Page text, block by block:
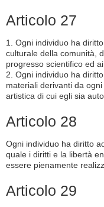
Articolo 27
1. Ogni individuo ha
culturale della comunità,
progresso scientifico ed
2. Ogni individuo ha
materiali derivanti da
artistica di cui egli sia
Articolo 28
Ogni individuo ha diritto
quale i diritti e la libertà
essere pienamente
Articolo 29